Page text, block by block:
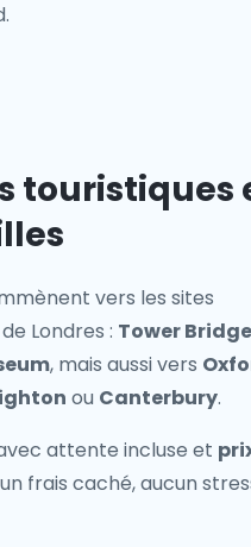
touristiques
vers les sites
Londres : Tower Bridge
, mais aussi vers
ou Canterbury.
attente incluse et
frais caché, aucun